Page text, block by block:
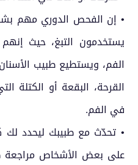
• إن الفحص الدوري مهم
يستخدمون التبغ، حيث
الفم، ويستطيع طبيب
القرحة، البقعة أو
في الفم.
• تحدّث مع طبيبك ليحدد
على بعض الأشخاص مراجعة